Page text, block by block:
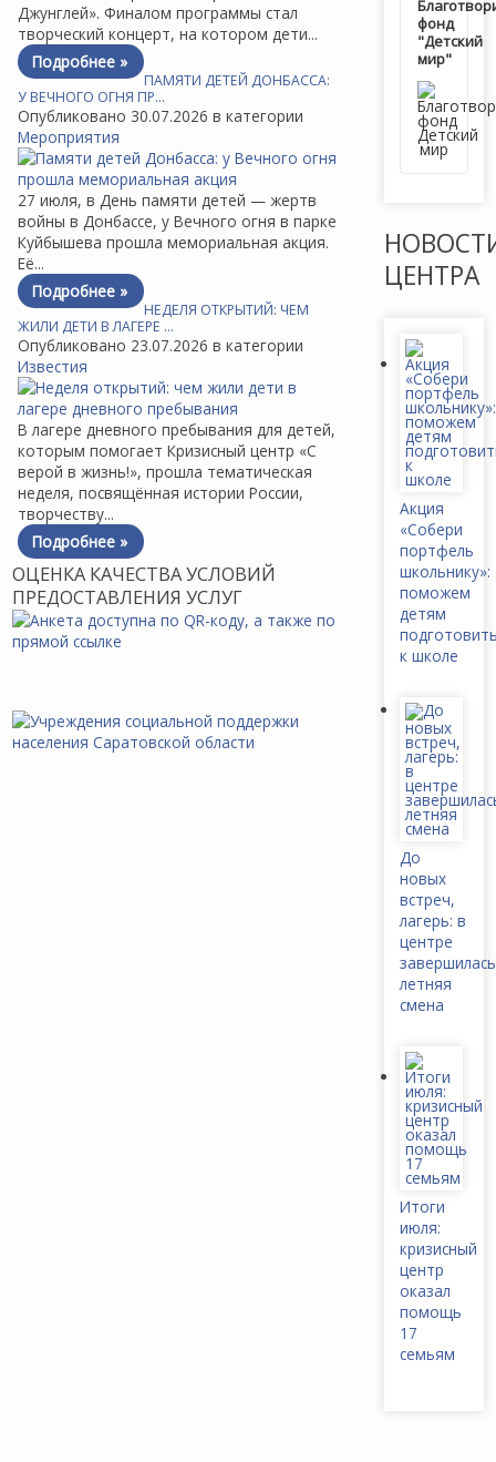
Джунглей». Финалом программы стал
творческий концерт, на котором дети...
Подробнее »
ПАМЯТИ ДЕТЕЙ ДОНБАССА:
У ВЕЧНОГО ОГНЯ ПР…
Опубликовано 30.07.2026 в категории
Мероприятия
27 июля, в День памяти детей — жертв
войны в Донбассе, у Вечного огня в парке
Куйбышева прошла мемориальная акция.
Её...
Подробнее »
НЕДЕЛЯ ОТКРЫТИЙ: ЧЕМ
ЖИЛИ ДЕТИ В ЛАГЕРЕ …
Опубликовано 23.07.2026 в категории
Известия
В лагере дневного пребывания для детей,
которым помогает Кризисный центр «С
верой в жизнь!», прошла тематическая
неделя, посвящённая истории России,
творчеству...
Подробнее »
ОЦЕНКА КАЧЕСТВА УСЛОВИЙ
ПРЕДОСТАВЛЕНИЯ УСЛУГ
фонд
"Детский
мир"
ЦЕНТРА
Акция
«Собери
портфель
школьнику»:
поможем
детям
к школе
До
новых
встреч,
лагерь: в
центре
завершилась
летняя
смена
Итоги
июля:
кризисный
центр
оказал
помощь
17
семьям